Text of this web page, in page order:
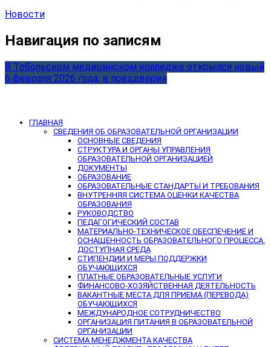
Новости
Навигация по записям
В Тобольском медицинском колледже открылся новый
6 февраля 2026 года, в преддверии
ГЛАВНАЯ
СВЕДЕНИЯ ОБ ОБРАЗОВАТЕЛЬНОЙ ОРГАНИЗАЦИИ
ОСНОВНЫЕ СВЕДЕНИЯ
СТРУКТУРА И ОРГАНЫ УПРАВЛЕНИЯ
ОБРАЗОВАТЕЛЬНОЙ ОРГАНИЗАЦИЕЙ
ДОКУМЕНТЫ
ОБРАЗОВАНИЕ
ОБРАЗОВАТЕЛЬНЫЕ СТАНДАРТЫ И ТРЕБОВАНИЯ
ВНУТРЕННЯЯ СИСТЕМА ОЦЕНКИ КАЧЕСТВА
ОБРАЗОВАНИЯ
РУКОВОДСТВО
ПЕДАГОГИЧЕСКИЙ СОСТАВ
МАТЕРИАЛЬНО-ТЕХНИЧЕСКОЕ ОБЕСПЕЧЕНИЕ И
ОСНАЩЕННОСТЬ ОБРАЗОВАТЕЛЬНОГО ПРОЦЕССА.
ДОСТУПНАЯ СРЕДА
СТИПЕНДИИ И МЕРЫ ПОДДЕРЖКИ
ОБУЧАЮЩИХСЯ
ПЛАТНЫЕ ОБРАЗОВАТЕЛЬНЫЕ УСЛУГИ
ФИНАНСОВО-ХОЗЯЙСТВЕННАЯ ДЕЯТЕЛЬНОСТЬ
ВАКАНТНЫЕ МЕСТА ДЛЯ ПРИЕМА (ПЕРЕВОДА)
ОБУЧАЮЩИХСЯ
МЕЖДУНАРОДНОЕ СОТРУДНИЧЕСТВО
ОРГАНИЗАЦИЯ ПИТАНИЯ В ОБРАЗОВАТЕЛЬНОЙ
ОРГАНИЗАЦИИ
СИСТЕМА МЕНЕДЖМЕНТА КАЧЕСТВА